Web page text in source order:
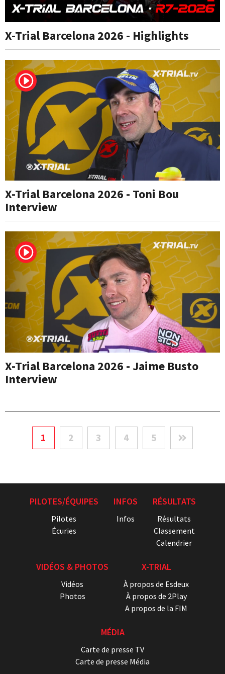
X-Trial Barcelona 2026 - Highlights
X-Trial Barcelona 2026 - Toni Bou
Interview
X-Trial Barcelona 2026 - Jaime Busto
Interview
1 2 3 4 5
PILOTES/ÉQUIPES
Pilotes
Écuries
INFOS
Infos
RÉSULTATS
Résultats
Classement
Calendrier
VIDÉOS & PHOTOS
Vidéos
Photos
X-TRIAL
À propos de Esdeux
À propos de 2Play
A propos de la FIM
MÉDIA
Carte de presse TV
Carte de presse Média